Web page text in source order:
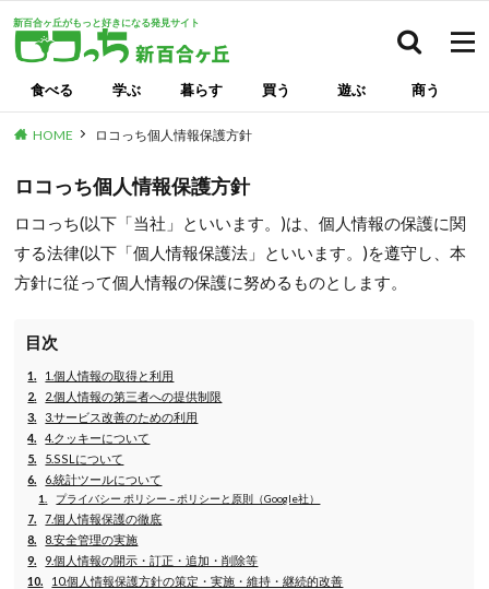
新百合ヶ丘がもっと好きになる発見サイト
食べる 学ぶ 暮らす 買う 遊ぶ 商う
HOME ロコっち個人情報保護方針
ロコっち個人情報保護方針
ロコっち(以下「当社」といいます。)は、個人情報の保護に関
する法律(以下「個人情報保護法」といいます。)を遵守し、本
方針に従って個人情報の保護に努めるものとします。
目次
1.個人情報の取得と利用
2.個人情報の第三者への提供制限
3.サービス改善のための利用
4.クッキーについて
5.SSLについて
6.統計ツールについて
プライバシー ポリシー – ポリシーと原則（Google社）
7.個人情報保護の徹底
8.安全管理の実施
9.個人情報の開示・訂正・追加・削除等
10.個人情報保護方針の策定・実施・維持・継続的改善